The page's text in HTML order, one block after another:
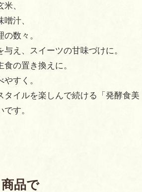
、
汁、
数々。
え、スイーツの甘味づけに。
の置き換えに。
すく。
イルを楽しんで続ける「発酵食美
す。
品で